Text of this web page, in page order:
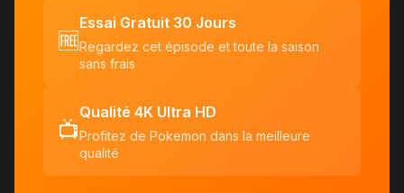
🆓
Essai Gratuit 30 Jours
Regardez cet épisode et toute la saison
sans frais
📺
Qualité 4K Ultra HD
Profitez de Pokemon dans la meilleure
qualité